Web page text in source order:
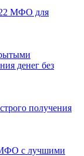
22 МФО для
денег без
получения
МФО с лучшими